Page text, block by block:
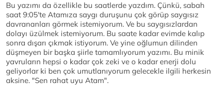
Bu yazımı da özellikle bu saatlerde yazdım. Çünkü, sabah
saat 9:05'te Atamıza saygı duruşunu çok görüp saygısız
davrananları görmek istemiyorum. Ve bu saygısızlardan
dolayı üzülmek istemiyorum. Bu saate kadar evimde kalıp
sonra dışarı çıkmak istiyorum. Ve yine oğlumun dilinden
düşmeyen bir başka şiirle tamamlıyorum yazımı. Bu minik
yavruların hepsi o kadar çok zeki ve o kadar enerji dolu
geliyorlar ki ben çok umutlanıyorum gelecekle ilgili herkesin
aksine. "Sen rahat uyu Atam".